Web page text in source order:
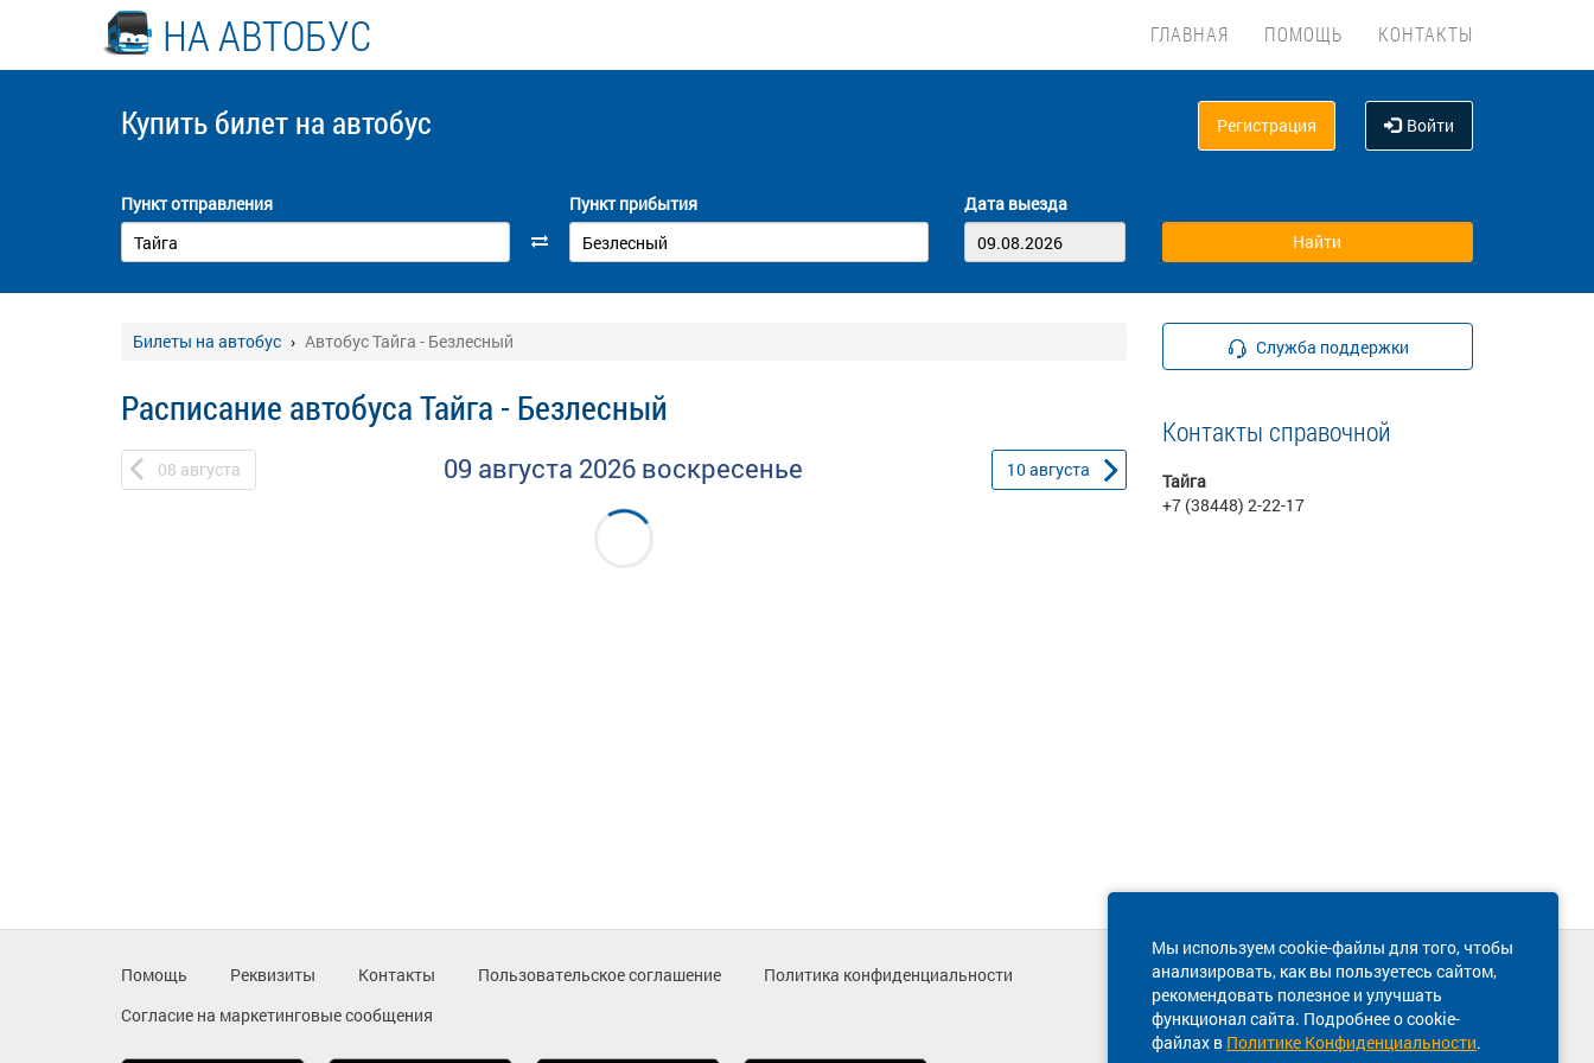
НА АВТОБУС ГЛАВНАЯ ПОМОЩЬ КОНТАКТЫ
Купить билет на автобус Регистрация Войти
Пункт отправления Пункт прибытия Дата выезда
Билеты на автобус Автобус Тайга - Безлесный
Расписание автобуса Тайга - Безлесный
08 августа 09 августа 2026 воскресенье 10августа
Служба поддержки
Контакты справочной
Тайга
+7 (38448) 2-22-17
Мы используем cookie-файлы для того, чтобы
анализировать, как вы пользуетесь сайтом,
рекомендовать полезное и улучшать
функционал сайта. Подробнее о cookie-
файлах в Политике Конфиденциальности.
Помощь Реквизиты Контакты Пользовательское соглашение
Политика конфиденциальности
Согласие на маркетинговые сообщения
Техническая поддержка сайта
8 800 600-03-38